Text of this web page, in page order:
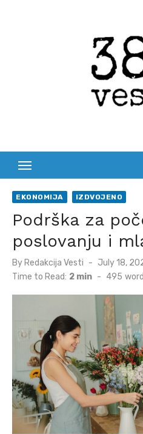
EKONOMIJA IZDVOJENO
Podrška za
poslovanju i
By Redakcija Vesti
Posted
July 18,
Time to Read: 2 min - 495